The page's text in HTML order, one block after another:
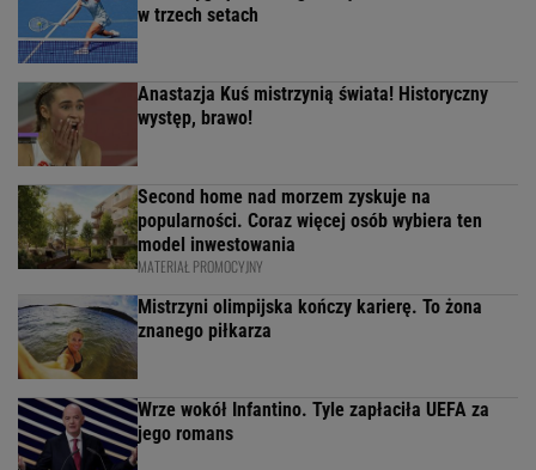
w trzech setach
Anastazja Kuś mistrzynią świata! Historyczny
występ, brawo!
Second home nad morzem zyskuje na
popularności. Coraz więcej osób wybiera ten
model inwestowania
MATERIAŁ PROMOCYJNY
Mistrzyni olimpijska kończy karierę. To żona
znanego piłkarza
Wrze wokół Infantino. Tyle zapłaciła UEFA za
jego romans